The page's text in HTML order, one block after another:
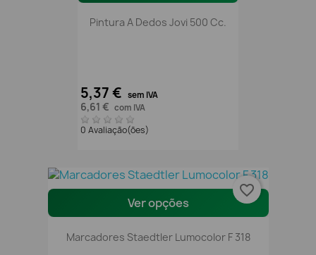
Pintura A Dedos Jovi 500 Cc.
5,37 € sem IVA
6,61 € com IVA
0 Avaliação(ões)
Ver opções
Marcadores Staedtler Lumocolor F 318
favorite_border